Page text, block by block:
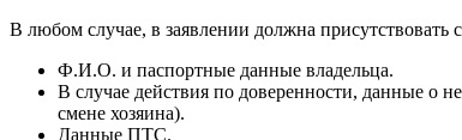
В любом случае, в заявлении должна
Ф.И.О. и паспортные данные владельца.
В случае действия по доверенности, данные о
смене хозяина).
Данные ПТС.